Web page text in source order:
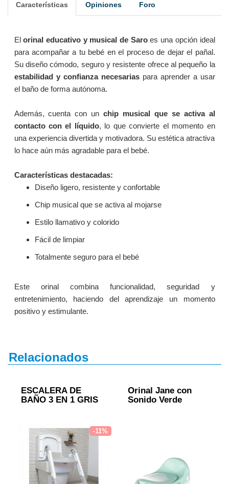
Características Opiniones Foro
Elorinal educativo y musical de Saroes una opción ideal
para acompañar a tu bebé en el proceso de dejar el pañal.
Su diseño cómodo, seguro y resistente ofrece al pequeño la
estabilidad y confianza necesariaspara aprender a usar
el baño de forma autónoma.
Además, cuenta con unchip musical que se activa al
contacto con el líquido, lo que convierte el momento en
una experiencia divertida y motivadora. Su estética atractiva
lo hace aún más agradable para el bebé.
Características destacadas:
Diseño ligero, resistente y confortable
Chip musical que se activa al mojarse
Estilo llamativo y colorido
Fácil de limpiar
Totalmente seguro para el bebé
Este orinal combina funcionalidad, seguridad y
entretenimiento, haciendo del aprendizaje un momento
positivo y estimulante.
Relacionados
ESCALERA DE
BAÑO 3 EN 1 GRIS
-11%
Orinal Jane con
Sonido Verde